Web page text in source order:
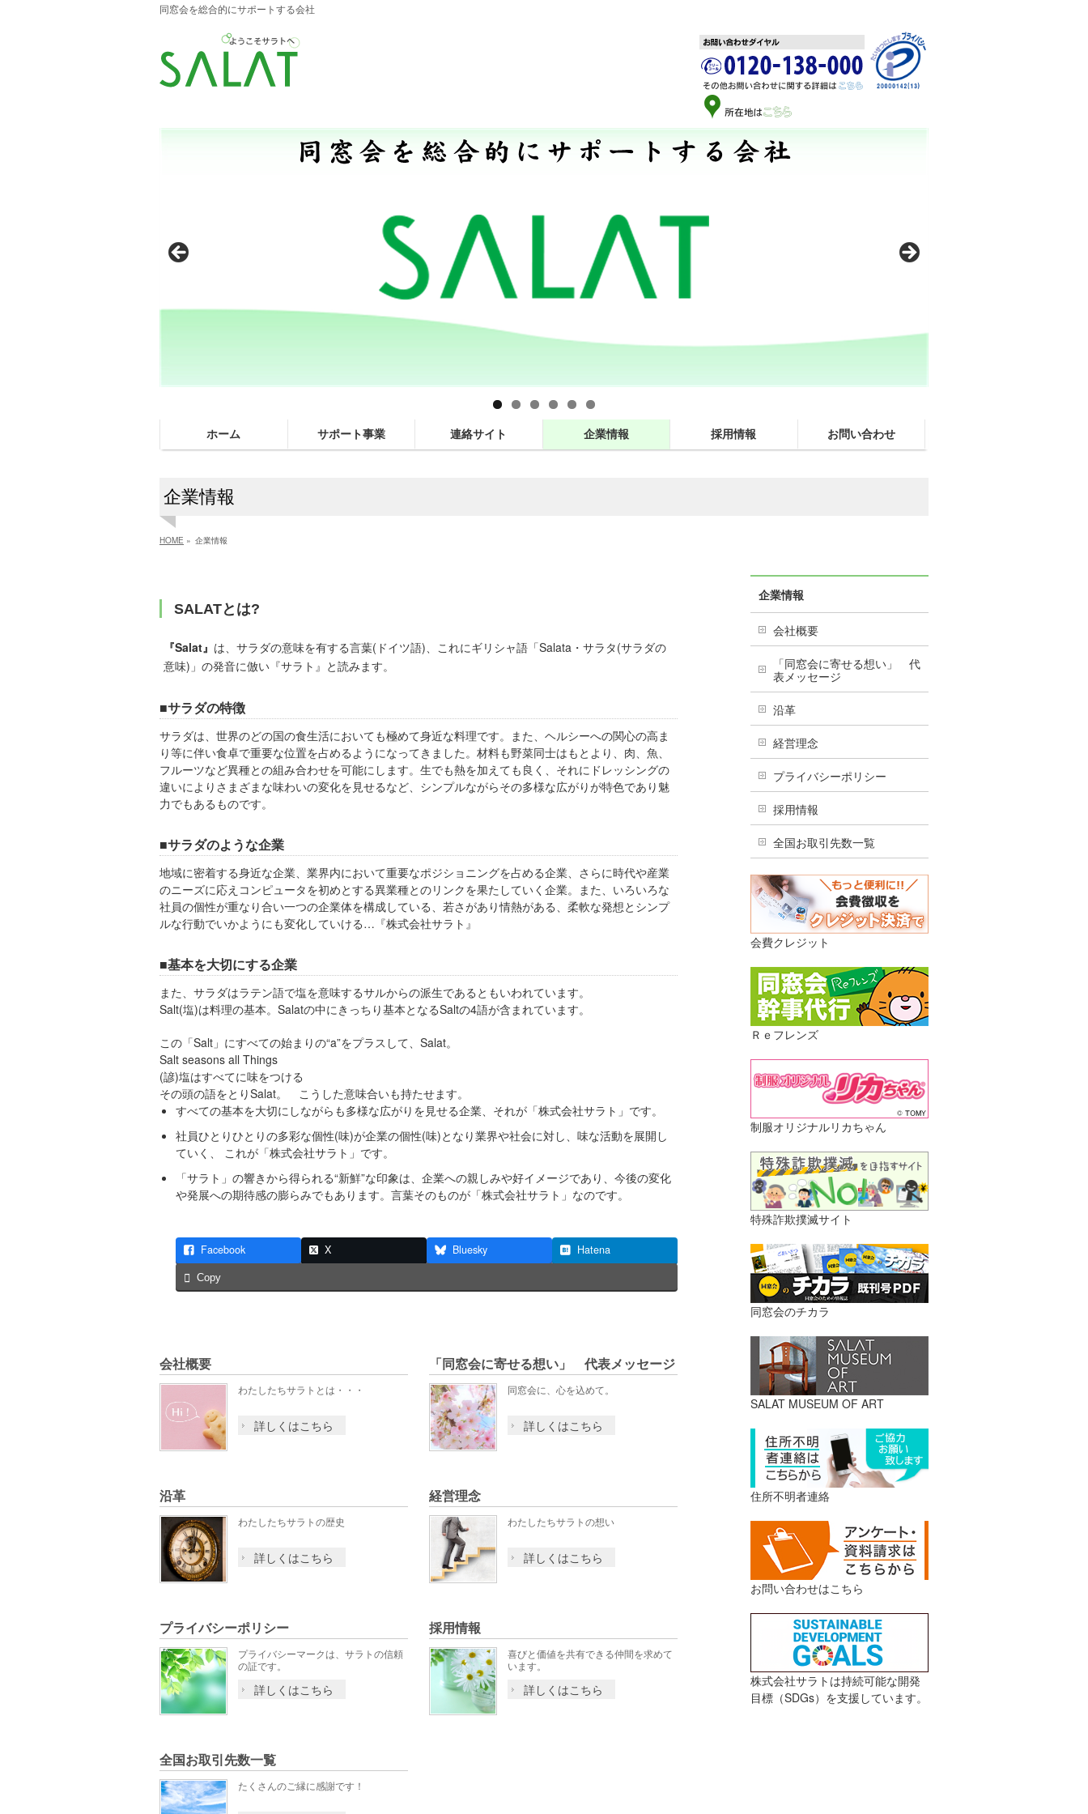
同窓会を総合的にサポートする会社
ホーム サポート事業 連絡サイト 企業情報 採用情報 お問い合わせ
企業情報
HOME » 企業情報
SALATとは?
『Salat』 は、サラダの意味を有する言葉(ドイツ語)、これにギリシャ語「Salata・サラタ(サラダの
意味)」の発音に倣い『サラト』と読みます。
■サラダの特徴
サラダは、世界のどの国の食生活においても極めて身近な料理です。また、ヘルシーへの関心の高ま
り等に伴い食卓で重要な位置を占めるようになってきました。材料も野菜同士はもとより、肉、魚、
フルーツなど異種との組み合わせを可能にします。生でも熱を加えても良く、それにドレッシングの
違いによりさまざまな味わいの変化を見せるなど、シンプルながらその多様な広がりが特色であり魅
力でもあるものです。
■サラダのような企業
地域に密着する身近な企業、業界内において重要なポジショニングを占める企業、さらに時代や産業
のニーズに応えコンピュータを初めとする異業種とのリンクを果たしていく企業。また、いろいろな
社員の個性が重なり合い一つの企業体を構成している、若さがあり情熱がある、柔軟な発想とシンプ
ルな行動でいかようにも変化していける…『株式会社サラト』
■基本を大切にする企業
また、サラダはラテン語で塩を意味するサルからの派生であるともいわれています。
Salt(塩)は料理の基本。Salatの中にきっちり基本となるSaltの4語が含まれています。
この「Salt」にすべての始まりの“a”をプラスして、Salat。
Salt seasons all Things
(諺)塩はすべてに味をつける
その頭の語をとりSalat。 こうした意味合いも持たせます。
すべての基本を大切にしながらも多様な広がりを見せる企業、それが「株式会社サラト」です。
社員ひとりひとりの多彩な個性(味)が企業の個性(味)となり業界や社会に対し、味な活動を展開し
ていく、 これが「株式会社サラト」です。
「サラト」の響きから得られる“新鮮”な印象は、企業への親しみや好イメージであり、今後の変化
や発展への期待感の膨らみでもあります。言葉そのものが「株式会社サラト」なのです。
Facebook X Bluesky Hatena
Copy
会社概要
わたしたちサラトとは・・・
詳しくはこちら
「同窓会に寄せる想い」 代表メッセージ
同窓会に、心を込めて。
詳しくはこちら
沿革
わたしたちサラトの歴史
詳しくはこちら
経営理念
わたしたちサラトの想い
詳しくはこちら
プライバシーポリシー
プライバシーマークは、サラトの信頼
の証です。
詳しくはこちら
採用情報
喜びと価値を共有できる仲間を求めて
います。
詳しくはこちら
全国お取引先数一覧
たくさんのご縁に感謝です！
企業情報
会社概要
「同窓会に寄せる想い」 代
表メッセージ
沿革
経営理念
プライバシーポリシー
採用情報
全国お取引先数一覧
会費クレジット
Ｒｅフレンズ
制服オリジナルリカちゃん
特殊詐欺撲滅サイト
同窓会のチカラ
SALAT MUSEUM OF ART
住所不明者連絡
お問い合わせはこちら
株式会社サラトは持続可能な開発
目標（SDGs）を支援しています。